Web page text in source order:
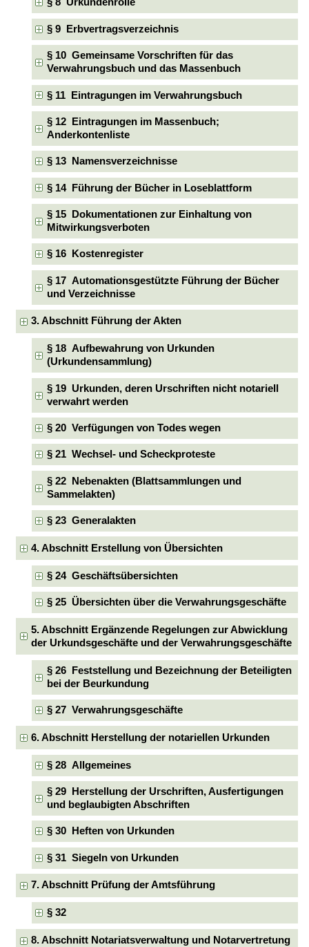
§ 8 Urkundenrolle
§ 9 Erbvertragsverzeichnis
§ 10 Gemeinsame Vorschriften für das
Verwahrungsbuch und das Massenbuch
§ 11 Eintragungen im Verwahrungsbuch
§ 12 Eintragungen im Massenbuch;
Anderkontenliste
§ 13 Namensverzeichnisse
§ 14 Führung der Bücher in Loseblattform
§ 15 Dokumentationen zur Einhaltung von
Mitwirkungsverboten
§ 16 Kostenregister
§ 17 Automationsgestützte Führung der Bücher
und Verzeichnisse
3. Abschnitt Führung der Akten
§ 18 Aufbewahrung von Urkunden
(Urkundensammlung)
§ 19 Urkunden, deren Urschriften nicht notariell
verwahrt werden
§ 20 Verfügungen von Todes wegen
§ 21 Wechsel- und Scheckproteste
§ 22 Nebenakten (Blattsammlungen und
Sammelakten)
§ 23 Generalakten
4. Abschnitt Erstellung von Übersichten
§ 24 Geschäftsübersichten
§ 25 Übersichten über die Verwahrungsgeschäfte
5. Abschnitt Ergänzende Regelungen zur Abwicklung
der Urkundsgeschäfte und der Verwahrungsgeschäfte
§ 26 Feststellung und Bezeichnung der Beteiligten
bei der Beurkundung
§ 27 Verwahrungsgeschäfte
6. Abschnitt Herstellung der notariellen Urkunden
§ 28 Allgemeines
§ 29 Herstellung der Urschriften, Ausfertigungen
und beglaubigten Abschriften
§ 30 Heften von Urkunden
§ 31 Siegeln von Urkunden
7. Abschnitt Prüfung der Amtsführung
§ 32
8. Abschnitt Notariatsverwaltung und Notarvertretung